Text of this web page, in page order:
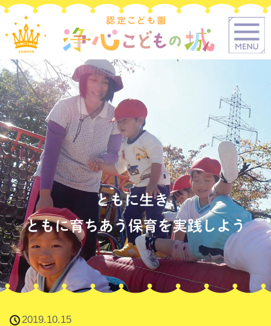
2019.10.15